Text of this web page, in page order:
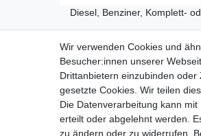
Diesel, Benziner, Komplett-
Wir verwenden Cookies und
Besucher:innen unserer
Drittanbietern einzubinden
gesetzte Cookies. Wir teilen
Die Datenverarbeitung kann
erteilt oder abgelehnt werden.
zu ändern oder zu widerrufen.